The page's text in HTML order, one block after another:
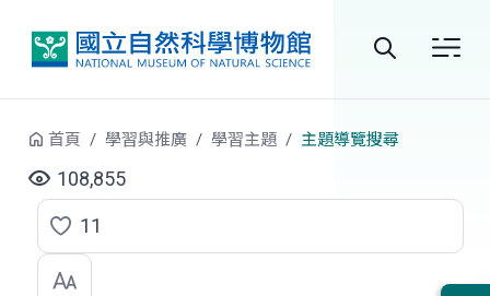
站
尋
首頁 學習與推廣 學習主題 主題導覽搜尋
108,855
點
選
11